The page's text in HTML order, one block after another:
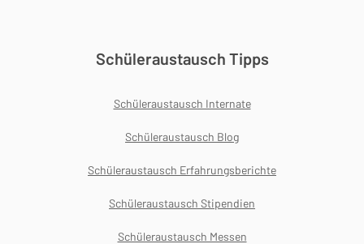
Schüleraustausch Tipps
Schüleraustausch Internate
Schüleraustausch Blog
Schüleraustausch Erfahrungsberichte
Schüleraustausch Stipendien
Schüleraustausch Messen